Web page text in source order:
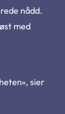
nådd.
med
sier